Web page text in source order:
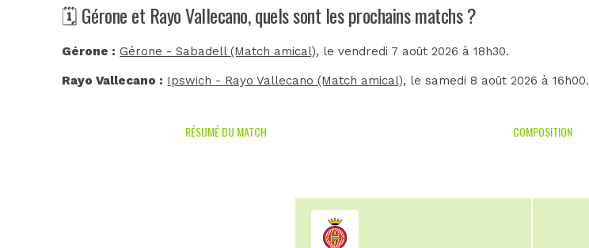
🗓️ Gérone et Rayo Vallecano, quels sont les prochains matchs ?
Gérone : Gérone - Sabadell (Match amical), le vendredi 7 août 2026 à 18h30.
Rayo Vallecano : Ipswich - Rayo Vallecano (Match amical), le samedi 8 août 2026 à 16h00.
RÉSUMÉ DU MATCH COMPOSITION